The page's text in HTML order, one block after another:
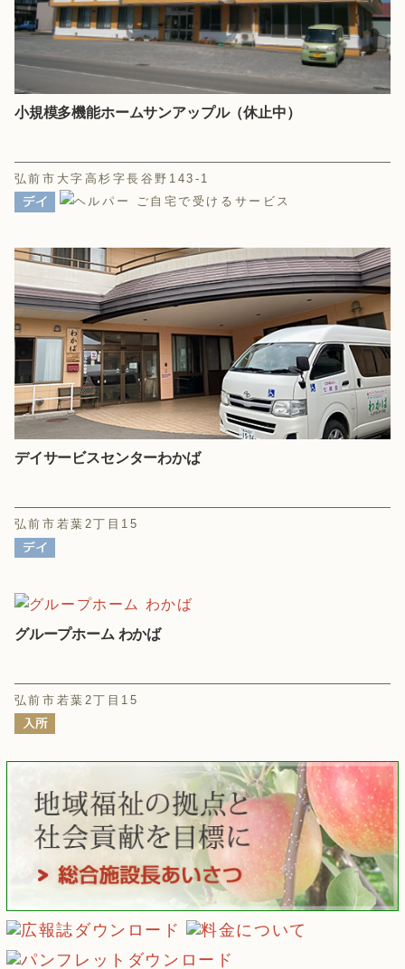
小規模多機能ホームサンアップル（休止中）
弘前市大字高杉字長谷野143-1
デイサービスセンターわかば
弘前市若葉2丁目15
グループホーム わかば
弘前市若葉2丁目15